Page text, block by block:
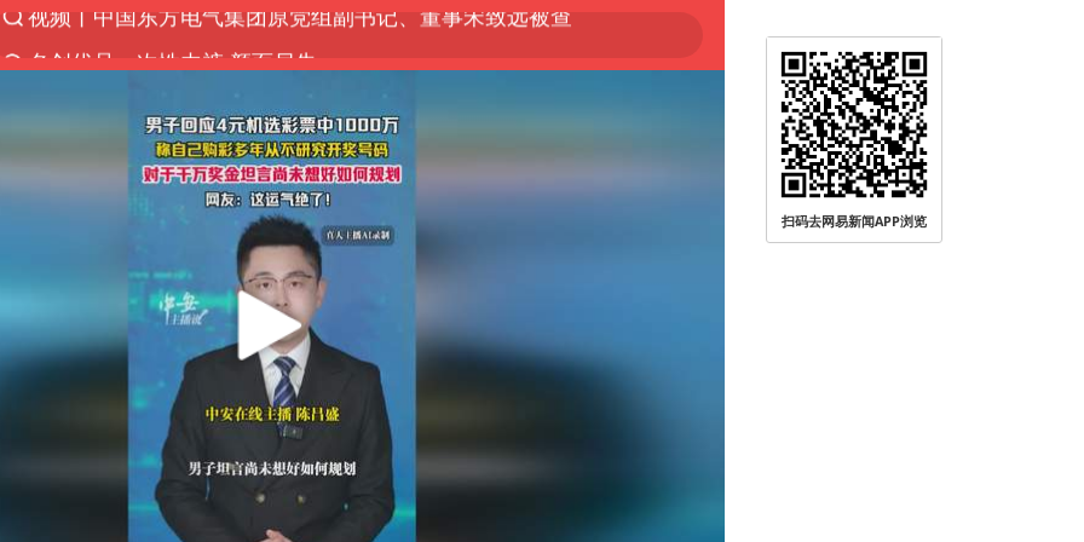
名创优品一次性内裤 颜面尽失
台风白海豚闭眼浙江上海处于危险半圆
香港宏福苑火灾或由烟头引起
网约车司机充电时猝死保险拒赔
中国父女泰国骑摩托车坠崖1死1伤
周末打虎 宋致远被查
白海豚将正面袭击贯穿浙江
浙江台州《告全体市民书》
多个明星演唱会取消
四川宜宾市珙县发生3.4级地震
扫码去网易新闻APP浏览